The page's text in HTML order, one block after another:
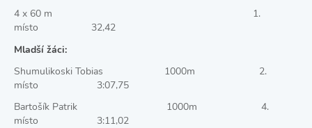
4 x 60 m 1.
místo 32,42
Mladší žáci:
Shumulikoski Tobias 1000m 2.
místo 3:07,75
Bartošík Patrik 1000m 4.
místo 3:11,02